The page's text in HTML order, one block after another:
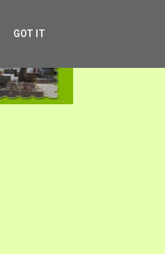
GOT IT